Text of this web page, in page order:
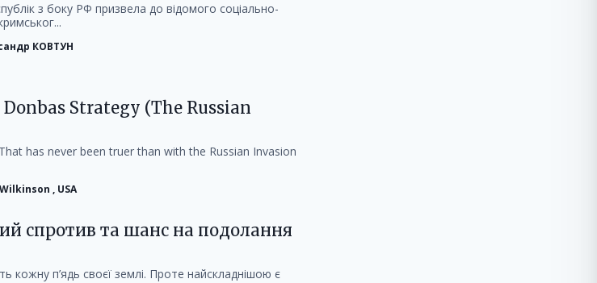
з боку РФ призвела до відомого соціально-
КОВТУН
Strategy (The Russian
has never been truer than with the Russian Invasion
, USA
спротив та шанс на подолання
кожну п’ядь своєї землі. Проте найскладнішою є